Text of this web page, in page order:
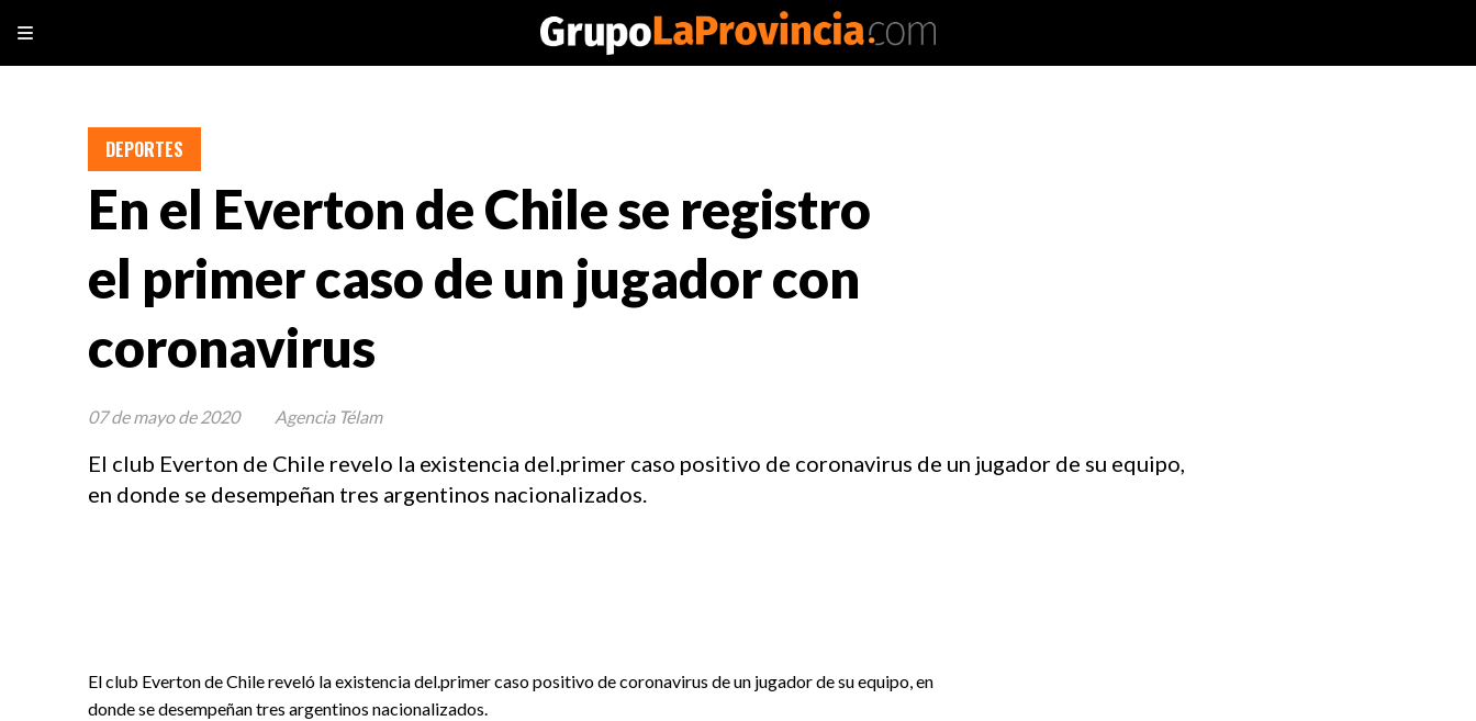
En el Everton de Chile se registro
el primer caso de un jugador con
coronavirus
El club Everton de Chile revelo la existencia del.primer caso positivo de coronavirus de un jugador de su equipo,
en donde se desempeñan tres argentinos nacionalizados.
DEPORTES
07 de mayo de 2020 Agencia Télam
El club Everton de Chile reveló la existencia del.primer caso positivo de coronavirus de un jugador de su equipo, en
donde se desempeñan tres argentinos nacionalizados.